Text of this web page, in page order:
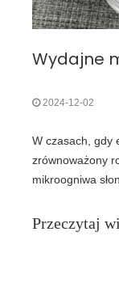
2024-12-02
W czasach, gdy
zrównoważony
mikroogniwa
różnych gałęzi
Przeczytaj